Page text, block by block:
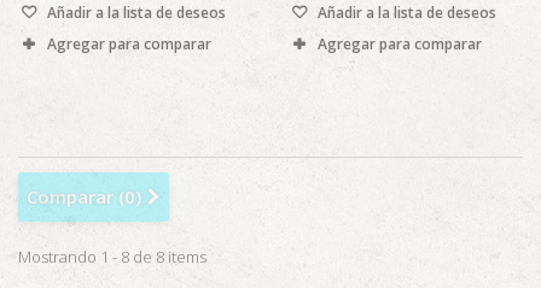
Añadir a la lista de deseos
Agregar para comparar
Añadir a la lista de deseos
Agregar para comparar
Comparar (0)
Mostrando 1 - 8 de 8 items